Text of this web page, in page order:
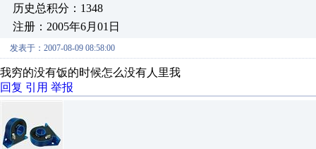
历史总积分：1348
注册：2005年6月01日
发表于：2007-08-09 08:58:00
我穷的没有饭的时候怎么没有人里我
回复 引用 举报